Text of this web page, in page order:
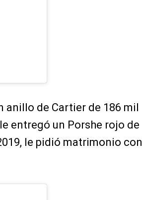
anillo de Cartier de 186 mil
entregó un Porshe rojo de
le pidió matrimonio con